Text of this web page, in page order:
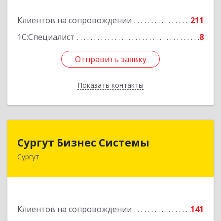
Клиентов на сопровождении
211
1С:Специалист
8
Отправить заявку
Показать контакты
Подробнее
Отправить заявку
Назад
Сургут Бизнес Системы
Сургут
Клиентов на сопровождении 141
628406, Ханты-Мансийский Автономный округ
Подробнее